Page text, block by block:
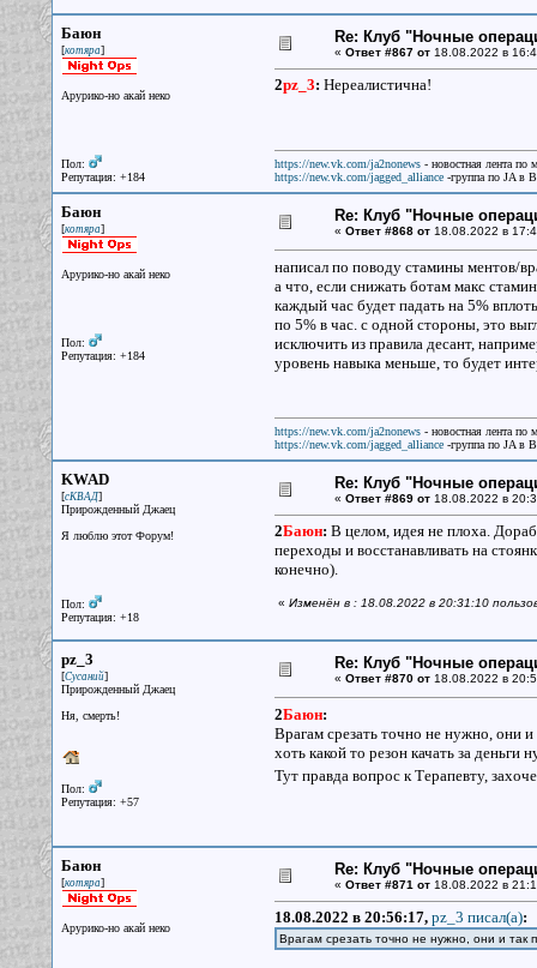
Баюн
[котяра]
Арурико-но акай неко
Пол:
Репутация: +184
Re: Клуб "Ночные
« Ответ #867 от18.08.2022 в
2pz_3: Нереалистична!
https://new.vk.com/ja2nonews- новостная лента по
https://new.vk.com/jagged_alliance-группа по JA в
Баюн
[котяра]
Арурико-но акай неко
Пол:
Репутация: +184
Re: Клуб "Ночные
« Ответ #868 от18.08.2022 в
написал по поводу стамины ментов/
а что, если снижать ботам макс
каждый час будет падать на 5%
по 5% в час. с одной стороны, это
исключить из правила десант,
уровень навыка меньше, то будет
https://new.vk.com/ja2nonews- новостная лента по
https://new.vk.com/jagged_alliance-группа по JA в
KWAD
[сКВАД]
Прирожденный Джаец
Я люблю этот Форум!
Пол:
Репутация: +18
Re: Клуб "Ночные
« Ответ #869 от18.08.2022 в
2Баюн: В целом, идея не плоха.
переходы и восстанавливать на
конечно).
« Изменён в : 18.08.2022 в 20:31:10
pz_3
[Сусаний]
Прирожденный Джаец
Ня, смерть!
Пол:
Репутация: +57
Re: Клуб "Ночные
« Ответ #870 от18.08.2022 в
2Баюн:
Врагам срезать точно не нужно, они
хоть какой то резон качать за
Тут правда вопрос к Терапевту,
Баюн
[котяра]
Арурико-но акай неко
Re: Клуб "Ночные
« Ответ #871 от18.08.2022 в
18.08.2022 в 20:56:17, pz_3 писал(a):
Врагам срезать точно не нужно, они и